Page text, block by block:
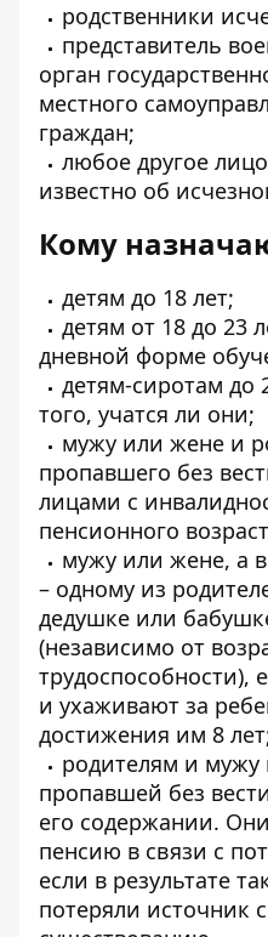
родственники
представитель
орган
местного
граждан;
любое другое
известно об
Кому
детям до 18 лет;
детям от 18 до 23
дневной форме
детям-сиротам до
того, учатся ли они;
мужу или жене и
пропавшего без
лицами с
пенсионного
мужу или жене, а в
– одному из
дедушке или
(независимо от
трудоспособности),
и ухаживают за
достижения им 8
родителям и
пропавшей без
его содержании.
пенсию в связи с
если в результате
потеряли источник